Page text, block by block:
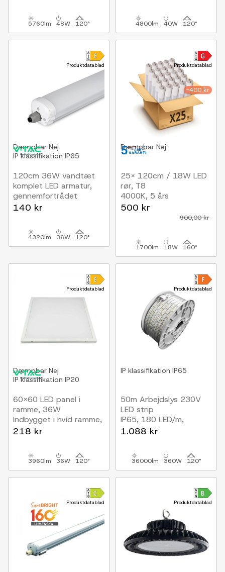
5760lm 48W 120° 4800lm 40W 120°
Produktdatablad
Dæmpbar Nej
IP klassifikation IP65
120cm 36W vandtæt
komplet LED armatur,
gennemfortrådet
4320lm, 120lm/W, IP65
140 kr
4320lm 36W 120°
Produktdatablad
-400 kr
Dæmpbar Nej
25x 120cm / 18W LED
rør, T8
4000K, 5 års
producentgaranti
500 kr
900,00 kr
1700lm 18W 160°
Produktdatablad
Dæmpbar Nej
IP klassifikation IP20
60x60 LED panel i
ramme, 36W
Indbygget i hvid ramme,
til direkte montering
218 kr
3960lm 36W 120°
Produktdatablad
IP klassifikation IP65
50m Arbejdslys 230V
LED strip
IP65, 180 LED/m,
7,2W/m, 720 lm/m
1.088 kr
36000lm 360W 120°
Produktdatablad Produktdatablad